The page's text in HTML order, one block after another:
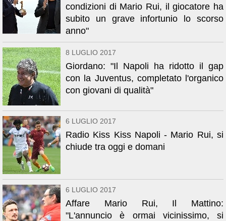
condizioni di Mario Rui, il giocatore ha
subito un grave infortunio lo scorso
anno"
8 LUGLIO 2017
Giordano: "Il Napoli ha ridotto il gap
con la Juventus, completato l'organico
con giovani di qualità"
6 LUGLIO 2017
Radio Kiss Kiss Napoli - Mario Rui, si
chiude tra oggi e domani
6 LUGLIO 2017
Affare Mario Rui, Il Mattino:
"L'annuncio è ormai vicinissimo, si